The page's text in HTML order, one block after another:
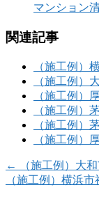
マンション
関連記事
（施工例）
（施工例
（施工例
（施工例
（施工例
（施工例
←
（施工例）大
（施工例）横浜